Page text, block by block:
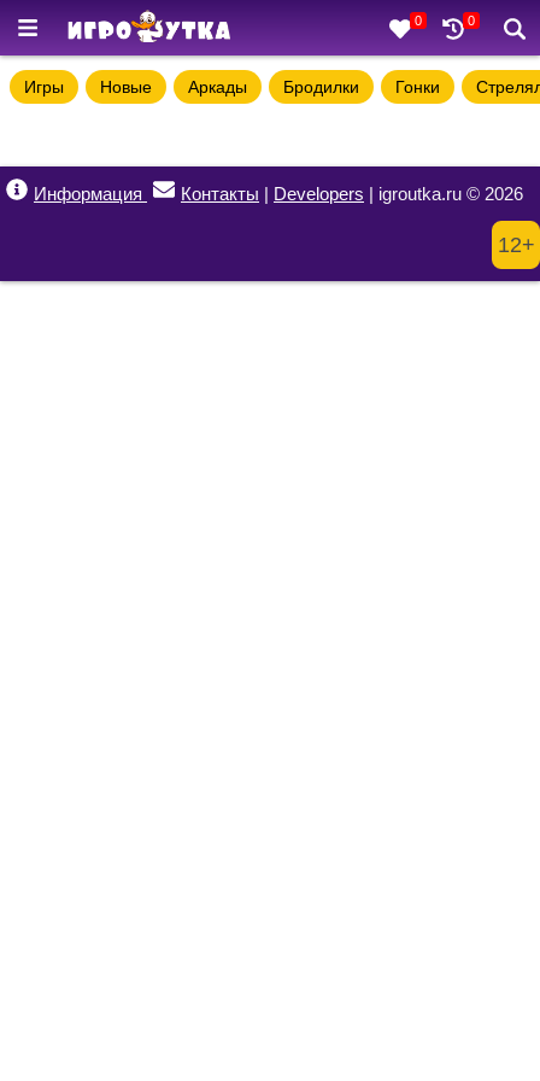
0 0
Игры Новые Аркады Бродилки Гонки
Информация Контакты | Developers | igroutka.ru © 2026
12+